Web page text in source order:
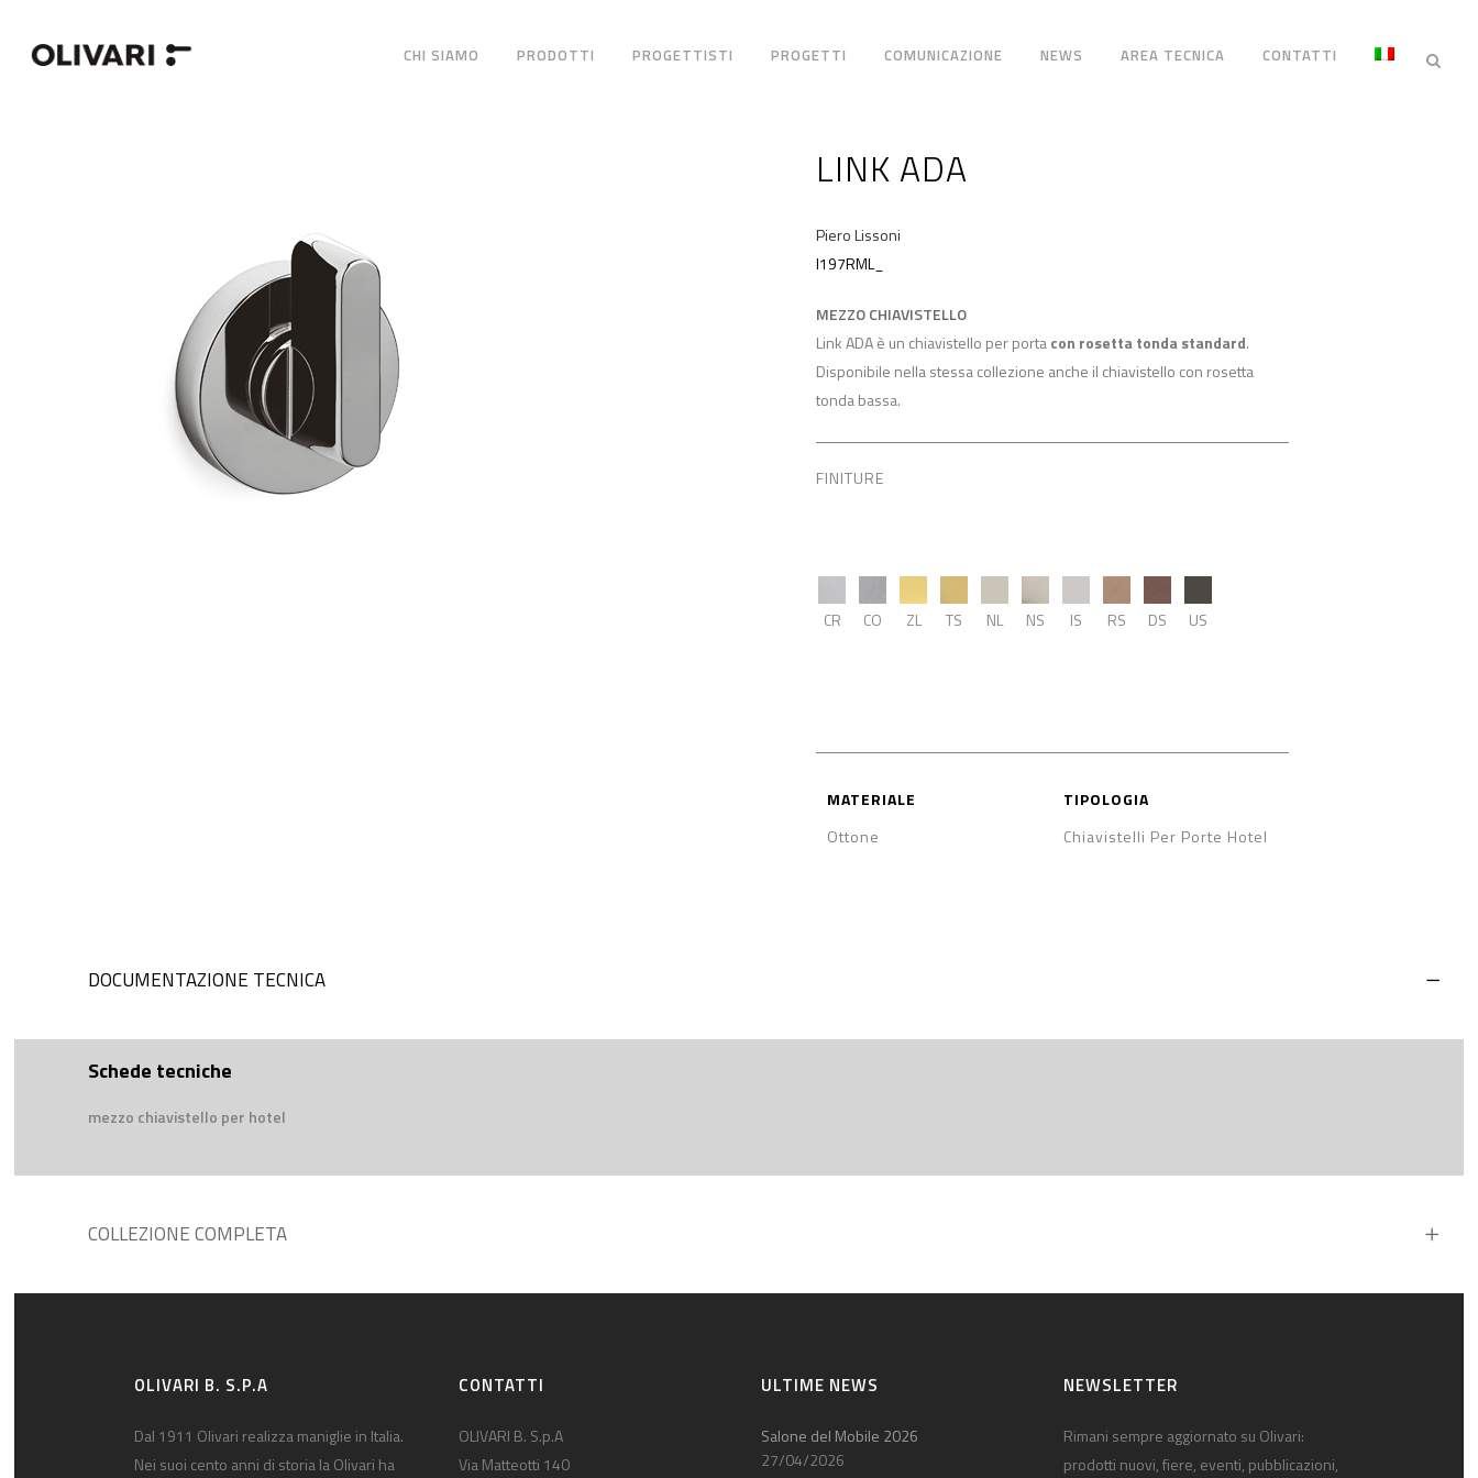
CHI SIAMO PRODOTTI PROGETTISTI PROGETTI COMUNICAZIONE NEWS AREA TECNICA CONTATTI
LINK ADA
Piero Lissoni
I197RML_
MEZZO CHIAVISTELLO
Link ADA è un chiavistello per portacon rosetta tonda standard.
Disponibile nella stessa collezione anche il chiavistello con rosetta
tonda bassa.
FINITURE
CR CO ZL TS NL NS IS RS DS US
MATERIALE
Ottone
TIPOLOGIA
Chiavistelli Per Porte Hotel
DOCUMENTAZIONE TECNICA
Schede tecniche
mezzo chiavistello per hotel
COLLEZIONE COMPLETA
OLIVARI B. S.P.A
Dal 1911 Olivari realizza maniglie in Italia.
Nei suoi cento anni di storia la Olivari ha
CONTATTI
OLIVARI B. S.p.A
Via Matteotti 140
ULTIME NEWS
Salone del Mobile 2026
27/04/2026
NEWSLETTER
Rimani sempre aggiornato su Olivari:
prodotti nuovi, fiere, eventi, pubblicazioni,